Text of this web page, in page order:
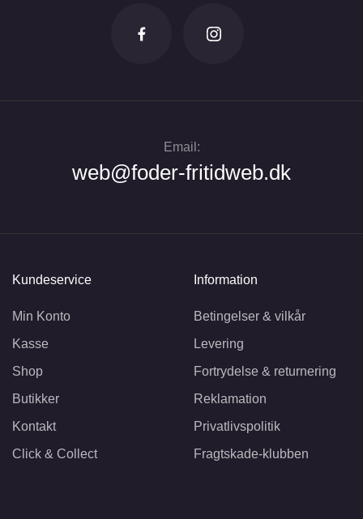
Email:
web@foder-fritidweb.dk
Kundeservice
Min Konto
Kasse
Shop
Butikker
Kontakt
Click & Collect
Information
Betingelser & vilkår
Levering
Fortrydelse & returnering
Reklamation
Privatlivspolitik
Fragtskade-klubben